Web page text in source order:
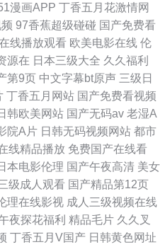
漫画APP 丁香五月花激情网
97香蕉超级碰碰 国产免费看
线播放观看 欧美电影在线 伦
源在 日本三级大全 久久福利
第9页 中文字幕bt原声 三级日
丁香五月网站 国产免费看视频
韩欧美网站 国产无码av 老湿A
院A片 日韩无码视频网站 都市
线精品播放 免费国产在线看
本电影伦理 国产午夜高清 美女
级成人观看 国产精品第12页
理在线影视 成人三级视频在线
夜探花福利 精品毛片 久久叉
丁香五月V国产 日韩黄色网址